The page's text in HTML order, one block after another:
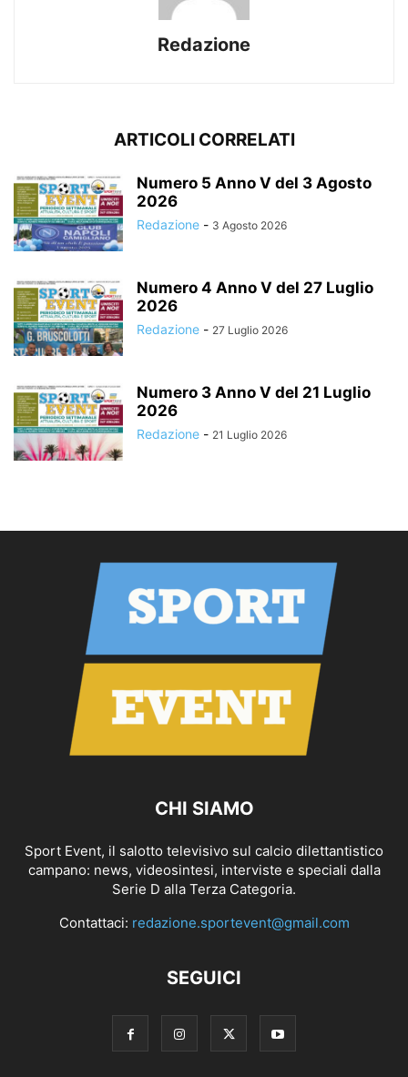
Redazione
ARTICOLI CORRELATI
Numero 5 Anno V del 3 Agosto
2026
Redazione - 3 Agosto 2026
Numero 4 Anno V del 27 Luglio
2026
Redazione - 27 Luglio 2026
Numero 3 Anno V del 21 Luglio
2026
Redazione - 21 Luglio 2026
CHI SIAMO
Sport Event, il salotto televisivo sul calcio dilettantistico
campano: news, videosintesi, interviste e speciali dalla
Serie D alla Terza Categoria.
Contattaci: redazione.sportevent@gmail.com
SEGUICI